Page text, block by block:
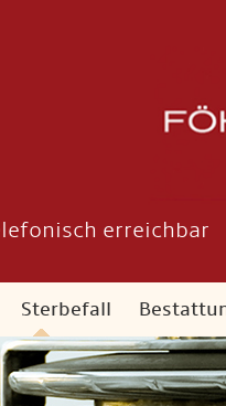
erreichbar
Sterbefall